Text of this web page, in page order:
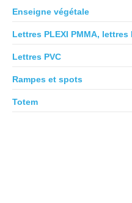
Enseigne végétale
Lettres PLEXI PMMA, lettres
Lettres PVC
Rampes et spots
Totem